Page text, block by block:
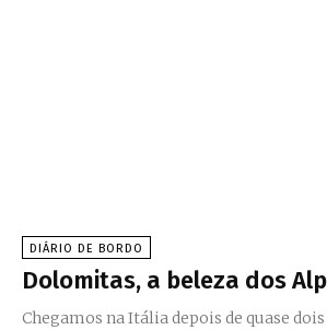
DIÁRIO DE BORDO
Dolomitas, a beleza dos
Chegamos na Itália depois de quase